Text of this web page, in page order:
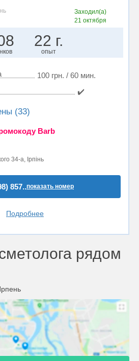
Заходил(а)
21 октября
22 г.
опыт
100 грн. / 60 мин.
✔️
(33)
Barb
34-а, Ірпінь
857..показать номер
Подробнее
рядом